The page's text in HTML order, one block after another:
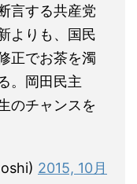
言する共産党
よりも、国民
正でお茶を濁
。岡田民主
のチャンスを
2015, 10月